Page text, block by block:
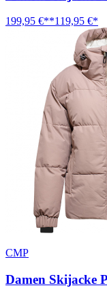
199,95 €**119,95 €*
CMP
Damen Skijacke